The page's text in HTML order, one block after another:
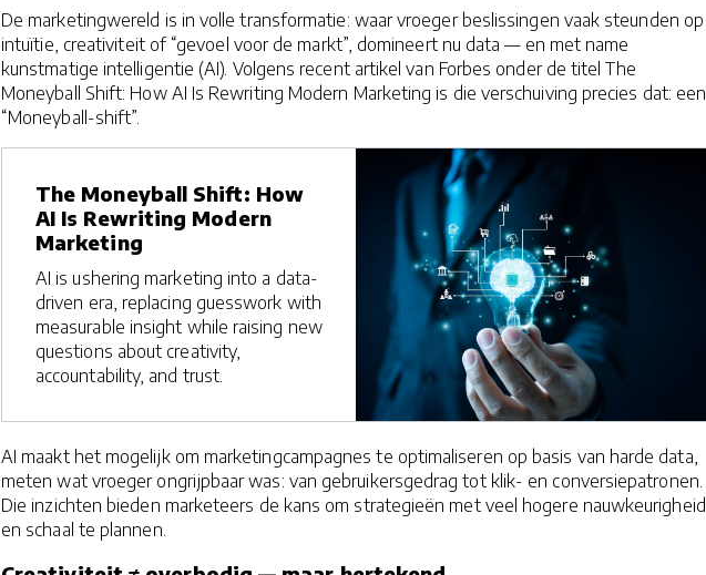
De marketingwereld is in volle transformatie: waar vroeger beslissingen vaak steunden op
intuïtie, creativiteit of “gevoel voor de markt”, domineert nu data — en met name
kunstmatige intelligentie (AI). Volgens recent artikel van Forbes onder de titel The
Moneyball Shift: How AI Is Rewriting Modern Marketing is die verschuiving precies dat: een
“Moneyball-shift”.
The Moneyball Shift: How
AI Is Rewriting Modern
Marketing
AI is ushering marketing into a data-
driven era, replacing guesswork with
measurable insight while raising new
questions about creativity,
accountability, and trust.
AI maakt het mogelijk om marketingcampagnes te optimaliseren op basis van harde data,
meten wat vroeger ongrijpbaar was: van gebruikersgedrag tot klik- en conversiepatronen.
Die inzichten bieden marketeers de kans om strategieën met veel hogere nauwkeurigheid
en schaal te plannen.